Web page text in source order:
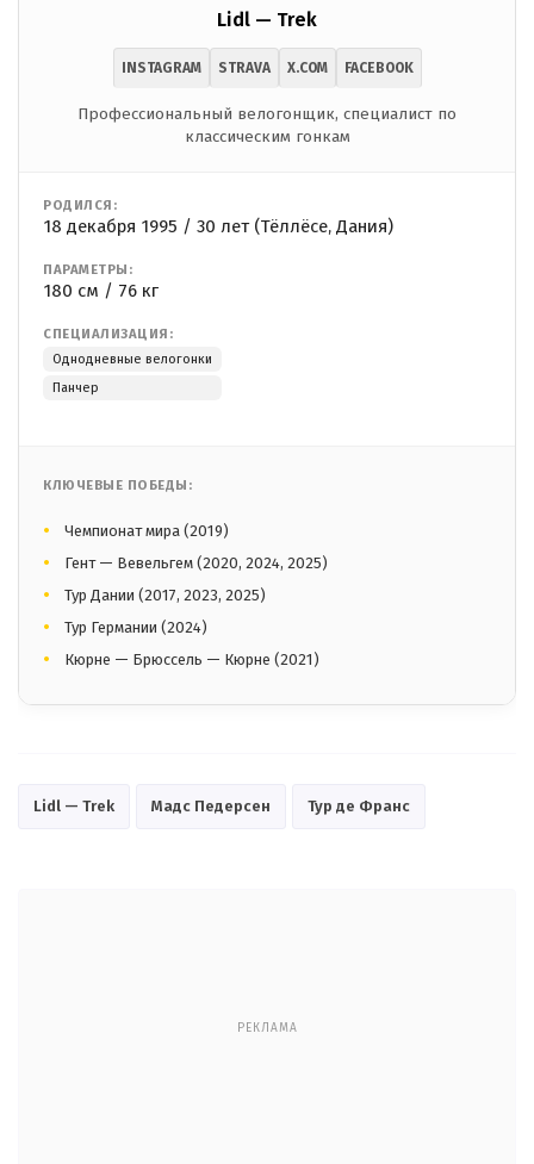
Lidl — Trek
INSTAGRAM STRAVA X.COM FACEBOOK
Профессиональный велогонщик, специалист по
классическим гонкам
РОДИЛСЯ:
18 декабря 1995 / 30 лет (Тёллёсе, Дания)
ПАРАМЕТРЫ:
180 см / 76 кг
СПЕЦИАЛИЗАЦИЯ:
Однодневные велогонки
Панчер
КЛЮЧЕВЫЕ ПОБЕДЫ:
Чемпионат мира (2019)
Гент — Вевельгем (2020, 2024, 2025)
Тур Дании (2017, 2023, 2025)
Тур Германии (2024)
Кюрне — Брюссель — Кюрне (2021)
Lidl — Trek Мадс Педерсен Тур де Франс
РЕКЛАМА